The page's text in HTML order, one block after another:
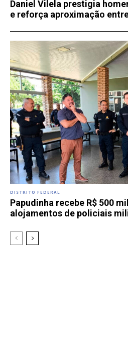
Daniel Vilela prestigia
e reforça aproximação
DISTRITO FEDERAL
Papudinha recebe R$ 500
alojamentos de policiais